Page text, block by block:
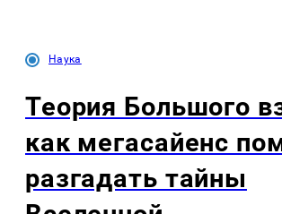
Наука
Теория Большого
как мегасайенс
разгадать тайны